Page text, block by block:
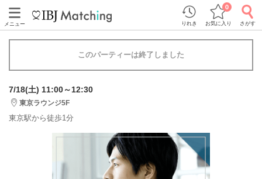
メニュー りれき お気に入り
0
さがす
このパーティーは終了しました
7/18(土) 11:00～12:30
東京ラウンジ5F
東京駅から徒歩1分